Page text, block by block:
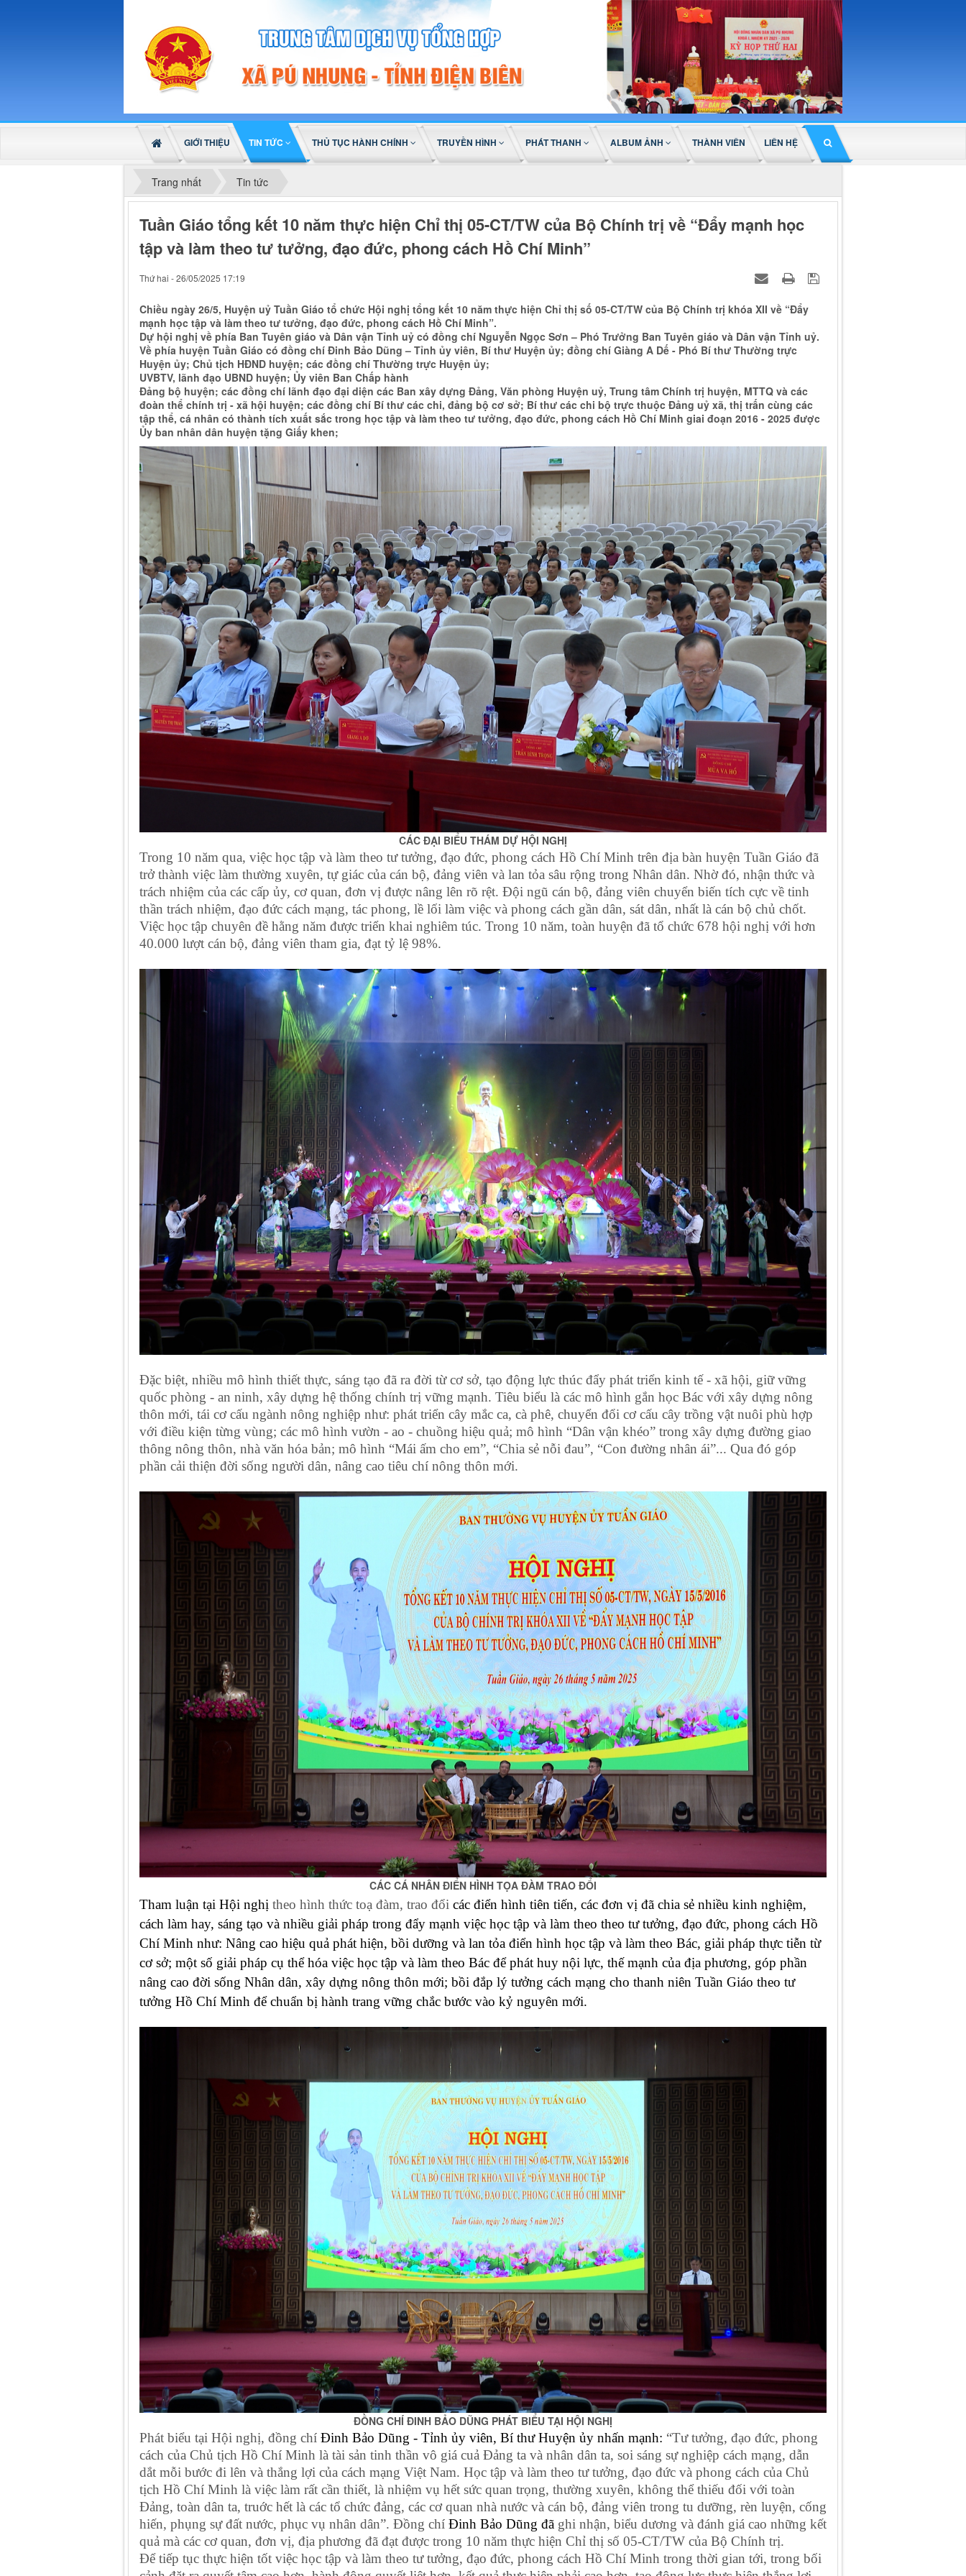
GIỚI THIỆU TIN TỨC THỦ TỤC HÀNH CHÍNH TRUYỀN HÌNH PHÁT THANH ALBUM ẢNH THÀNH VIÊN LIÊN HỆ
Trang nhất Tin tức
Tuần Giáo tổng kết 10 năm thực hiện Chỉ thị 05-CT/TW của Bộ Chính trị về “Đẩy mạnh học
tập và làm theo tư tưởng, đạo đức, phong cách Hồ Chí Minh”
Thứ hai - 26/05/2025 17:19
Chiều ngày 26/5, Huyện uỷ Tuần Giáo tổ chức Hội nghị tổng kết 10 năm thực hiện Chỉ thị số 05-CT/TW của Bộ Chính trị khóa XII về “Đẩy
mạnh học tập và làm theo tư tưởng, đạo đức, phong cách Hồ Chí Minh”.
Dự hội nghị về phía Ban Tuyên giáo và Dân vận Tỉnh uỷ có đồng chí Nguyễn Ngọc Sơn – Phó Trưởng Ban Tuyên giáo và Dân vận Tỉnh uỷ.
Về phía huyện Tuần Giáo có đồng chí Đinh Bảo Dũng – Tỉnh ủy viên, Bí thư Huyện ủy; đồng chí Giàng A Dế - Phó Bí thư Thường trực
Huyện ủy; Chủ tịch HĐND huyện; các đồng chí Thường trực Huyện ủy;
UVBTV, lãnh đạo UBND huyện; Ủy viên Ban Chấp hành
Đảng bộ huyện; các đồng chí lãnh đạo đại diện các Ban xây dựng Đảng, Văn phòng Huyện uỷ, Trung tâm Chính trị huyện, MTTQ và các
đoàn thể chính trị - xã hội huyện; các đồng chí Bí thư các chi, đảng bộ cơ sở; Bí thư các chi bộ trực thuộc Đảng uỷ xã, thị trấn cùng các
tập thể, cá nhân có thành tích xuất sắc trong học tập và làm theo tư tưởng, đạo đức, phong cách Hồ Chí Minh giai đoạn 2016 - 2025 được
Ủy ban nhân dân huyện tặng Giấy khen;
CÁC ĐẠI BIỂU THÁM DỰ HỘI NGHỊ
Trong 10 năm qua, việc học tập và làm theo tư tưởng, đạo đức, phong cách Hồ Chí Minh trên địa bàn huyện Tuần Giáo đã
trở thành việc làm thường xuyên, tự giác của cán bộ, đảng viên và lan tỏa sâu rộng trong Nhân dân. Nhờ đó, nhận thức và
trách nhiệm của các cấp ủy, cơ quan, đơn vị được nâng lên rõ rệt. Đội ngũ cán bộ, đảng viên chuyển biến tích cực về tinh
thần trách nhiệm, đạo đức cách mạng, tác phong, lề lối làm việc và phong cách gần dân, sát dân, nhất là cán bộ chủ chốt.
Việc học tập chuyên đề hằng năm được triển khai nghiêm túc. Trong 10 năm, toàn huyện đã tổ chức 678 hội nghị với hơn
40.000 lượt cán bộ, đảng viên tham gia, đạt tỷ lệ 98%.
Đặc biệt, nhiều mô hình thiết thực, sáng tạo đã ra đời từ cơ sở, tạo động lực thúc đẩy phát triển kinh tế - xã hội, giữ vững
quốc phòng - an ninh, xây dựng hệ thống chính trị vững mạnh. Tiêu biểu là các mô hình gắn học Bác với xây dựng nông
thôn mới, tái cơ cấu ngành nông nghiệp như: phát triển cây mắc ca, cà phê, chuyển đổi cơ cấu cây trồng vật nuôi phù hợp
với điều kiện từng vùng; các mô hình vườn - ao - chuồng hiệu quả; mô hình “Dân vận khéo” trong xây dựng đường giao
thông nông thôn, nhà văn hóa bản; mô hình “Mái ấm cho em”, “Chia sẻ nỗi đau”, “Con đường nhân ái”... Qua đó góp
phần cải thiện đời sống người dân, nâng cao tiêu chí nông thôn mới.
CÁC CÁ NHÂN ĐIỂN HÌNH TỌA ĐÀM TRAO ĐỔI
Tham luận tại Hội nghị theo hình thức toạ đàm, trao đổi các điển hình tiên tiến, các đơn vị đã chia sẻ nhiều kinh nghiệm,
cách làm hay, sáng tạo và nhiều giải pháp trong đẩy mạnh việc học tập và làm theo theo tư tưởng, đạo đức, phong cách Hồ
Chí Minh như: Nâng cao hiệu quả phát hiện, bồi dưỡng và lan tỏa điển hình học tập và làm theo Bác, giải pháp thực tiễn từ
cơ sở; một số giải pháp cụ thể hóa việc học tập và làm theo Bác để phát huy nội lực, thế mạnh của địa phương, góp phần
nâng cao đời sống Nhân dân, xây dựng nông thôn mới; bồi đắp lý tưởng cách mạng cho thanh niên Tuần Giáo theo tư
tưởng Hồ Chí Minh để chuẩn bị hành trang vững chắc bước vào kỷ nguyên mới.
ĐỒNG CHÍ ĐINH BẢO DŨNG PHÁT BIỂU TẠI HỘI NGHỊ
Phát biểu tại Hội nghị, đồng chí Đinh Bảo Dũng - Tỉnh ủy viên, Bí thư Huyện ủy nhấn mạnh: “Tư tưởng, đạo đức, phong
cách của Chủ tịch Hồ Chí Minh là tài sản tinh thần vô giá cuả Đảng ta và nhân dân ta, soi sáng sự nghiệp cách mạng, dẫn
dắt mỗi bước đi lên và thắng lợi của cách mạng Việt Nam. Học tập và làm theo tư tưởng, đạo đức và phong cách của Chủ
tịch Hồ Chí Minh là việc làm rất cần thiết, là nhiệm vụ hết sức quan trọng, thường xuyên, không thể thiếu đối với toàn
Đảng, toàn dân ta, truớc hết là các tổ chức đảng, các cơ quan nhà nước và cán bộ, đảng viên trong tu dưỡng, rèn luyện, cống
hiến, phụng sự đất nước, phục vụ nhân dân”. Đồng chí Đinh Bảo Dũng đã ghi nhận, biểu dương và đánh giá cao những kết
quả mà các cơ quan, đơn vị, địa phương đã đạt được trong 10 năm thực hiện Chỉ thị số 05-CT/TW của Bộ Chính trị.
Để tiếp tục thực hiện tốt việc học tập và làm theo tư tưởng, đạo đức, phong cách Hồ Chí Minh trong thời gian tới, trong bối